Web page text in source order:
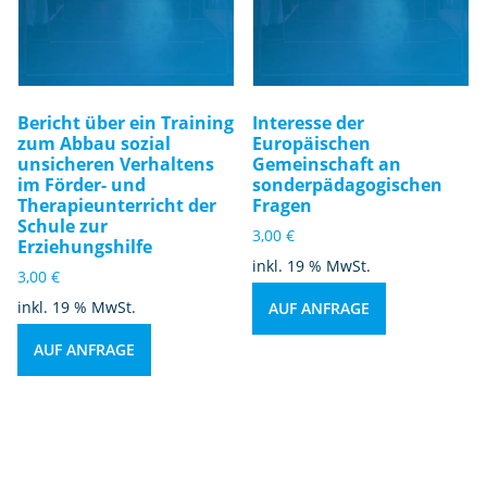
Bericht über ein Training
zum Abbau sozial
unsicheren Verhaltens
im Förder- und
Therapieunterricht der
Schule zur
Erziehungshilfe
3,00 €
inkl. 19 % MwSt.
AUF ANFRAGE
Interesse der
Europäischen
Gemeinschaft an
sonderpädagogischen
Fragen
3,00€
inkl. 19 % MwSt.
AUF ANFRAGE